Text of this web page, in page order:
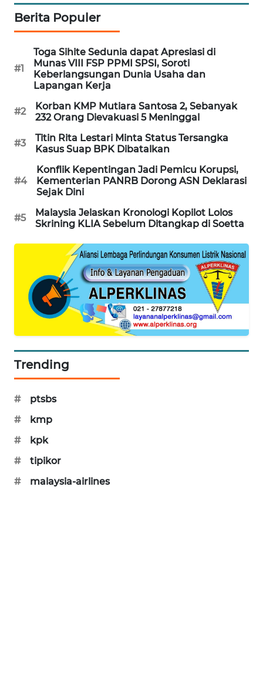
Berita Populer
#1
Toga Sihite Sedunia dapat Apresiasi di
Munas VIII FSP PPMI SPSI, Soroti
Keberlangsungan Dunia Usaha dan
Lapangan Kerja
#2
Korban KMP Mutiara Santosa 2, Sebanyak
232 Orang Dievakuasi 5 Meninggal
#3
Titin Rita Lestari Minta Status Tersangka
Kasus Suap BPK Dibatalkan
#4
Konflik Kepentingan Jadi Pemicu Korupsi,
Kementerian PANRB Dorong ASN Deklarasi
Sejak Dini
#5
Malaysia Jelaskan Kronologi Kopilot Lolos
Skrining KLIA Sebelum Ditangkap di Soetta
Trending
#
ptsbs
#
kmp
#
kpk
#
tipikor
#
malaysia-airlines
WAHANA
SELEB
WAHANA
PERSONA
OTOMOTIF
WAHANA
HEALTH
WAHANA
DESA
WISATA
LAPAK
Wahana
Network
LISTRIK
MASYARAKAT
KELISTRIKAN
WALINKI
ID
MAWAKA
ID